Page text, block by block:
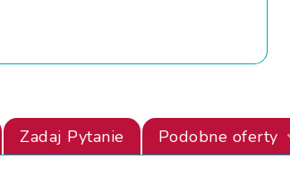
Zadaj Pytanie Podobne oferty